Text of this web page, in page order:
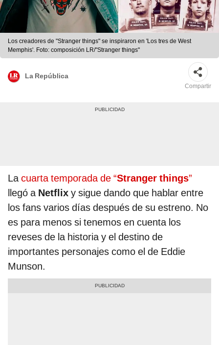
Los creadores de "Stranger things" se inspiraron en 'Los tres de West
Memphis'. Foto: composición LR/"Stranger things"
La República
Compartir
Lacuarta temporada de “Stranger things”
llegó a Netflix y sigue dando que hablar entre
los fans varios días después de su estreno. No
es para menos si tenemos en cuenta los
reveses de la historia y el destino de
importantes personajes como el de Eddie
Munson.